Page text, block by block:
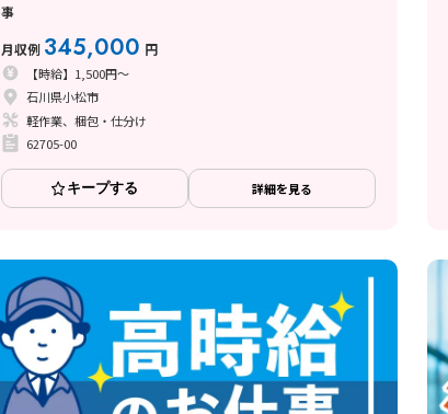
事
月収例 345,000 円
【時給】1,500円～
石川県小松市
軽作業、梱包・仕分け
62705-00
キープする 詳細を見る